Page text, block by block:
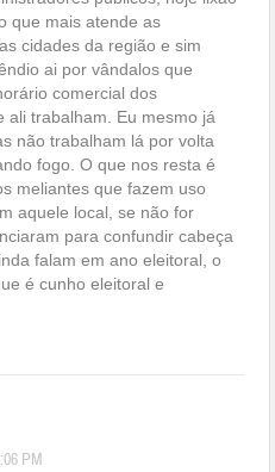
que mais atende as
cidades da região e sim
ai por vândalos que
comercial dos
ali trabalham. Eu mesmo já
não trabalham lá por volta
fogo. O que nos resta é
meliantes que fazem uso
aquele local, se não for
para confundir cabeça
falam em ano eleitoral, o
é cunho eleitoral e
PM